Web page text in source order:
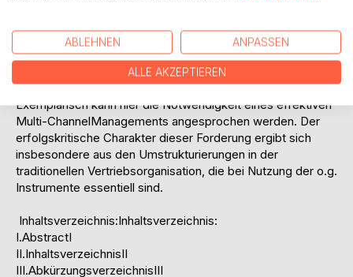
Verständnis über Wirkungsbeziehungen und
Problemstellungen, die bei der Integration der o.g.
Instrumente in bestehende Unternehmensstrukturen
auftreten können.
Exemplarisch kann hier die Notwendigkeit eines effektiven
Multi-ChannelManagements angesprochen werden. Der
erfolgskritische Charakter dieser Forderung ergibt sich
insbesondere aus den Umstrukturierungen in der
traditionellen Vertriebsorganisation, die bei Nutzung der o.g.
Instrumente essentiell sind.
Inhaltsverzeichnis:Inhaltsverzeichnis:
I.AbstractI
II.InhaltsverzeichnisII
III.AbkürzungsverzeichnisIII
ABLEHNEN ANPASSEN
ALLE AKZEPTIEREN